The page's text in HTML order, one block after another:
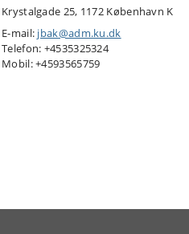
Krystalgade 25, 1172 København K
E-mail: jbak@adm.ku.dk
Telefon: +4535325324
Mobil: +4593565759